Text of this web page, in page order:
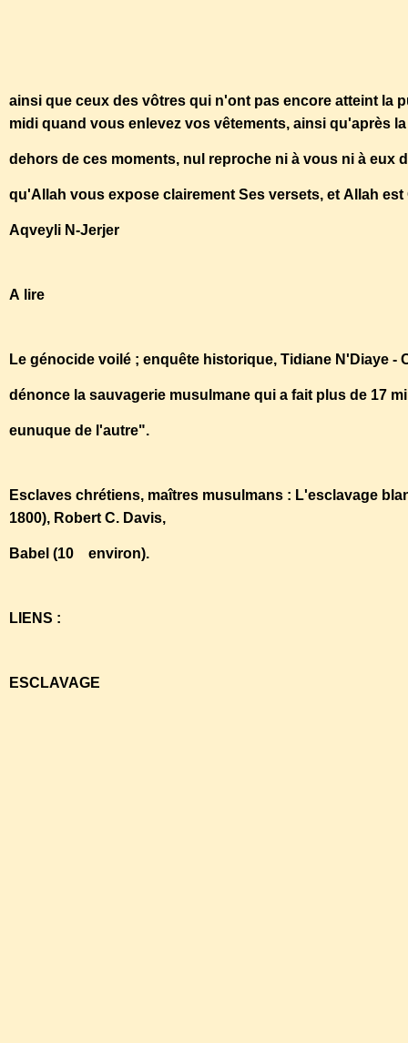
ainsi que ceux des vôtres qui n'ont pas encore atteint la
midi quand vous enlevez vos vêtements, ainsi qu'après
dehors de ces moments, nul reproche ni à vous ni à eux
qu'Allah vous expose clairement Ses versets, et Allah
Aqveyli N-Jerjer
A lire
Le génocide voilé ; enquête historique, Tidiane
dénonce la sauvagerie musulmane qui a fait plus de 17
eunuque de l'autre".
Esclaves chrétiens, maîtres musulmans : L'esclavage
1800), Robert C. Davis,
Babel (10 environ).
LIENS :
ESCLAVAGE